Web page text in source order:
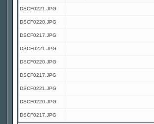
DSCF0221.JPG
DSCF0220.JPG
DSCF0217.JPG
DSCF0221.JPG
DSCF0220.JPG
DSCF0217.JPG
DSCF0221.JPG
DSCF0220.JPG
DSCF0217.JPG